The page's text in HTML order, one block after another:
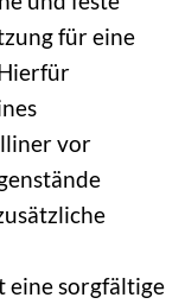
für eine
vor
sorgfältige